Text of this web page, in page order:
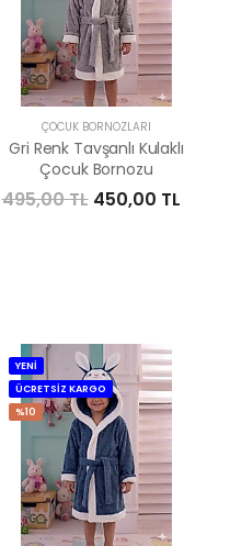
ÇOCUK BORNOZLARI
Gri Renk Tavşanlı Kulaklı
Çocuk Bornozu
495,00 TL 450,00 TL
YENİ
ÜCRETSİZ KARGO
%10